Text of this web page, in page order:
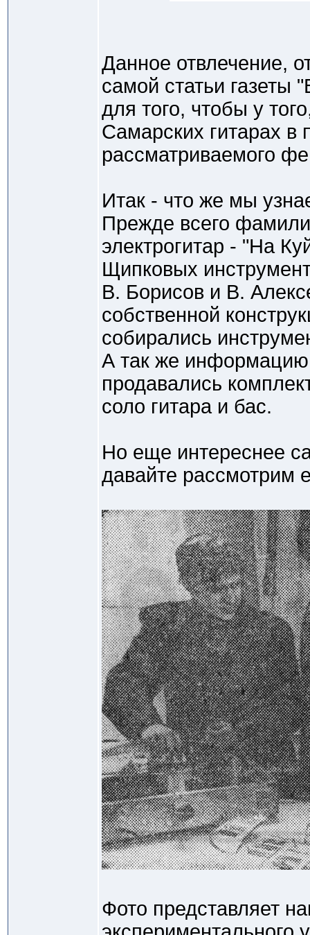
Данное отвлечение,
самой статьи газеты
для того, чтобы у
Самарских гитарах
рассматриваемого
Итак - что же мы
Прежде всего
электрогитар - "На
Щипковых
В. Борисов и В.
собственной
собирались
А так же информацию
продавались
соло гитара и бас.
Но еще интереснее
давайте рассмотрим
Фото представляет